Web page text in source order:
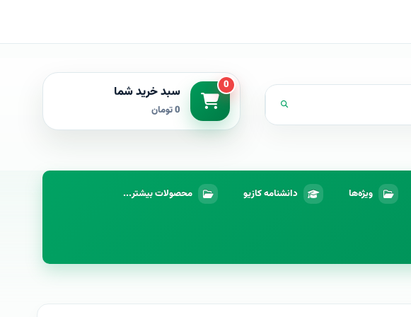
0 سبد خرید شما
0 تومان
ویژه‌ها دانشنامه کازیو محصولات بیشتر...